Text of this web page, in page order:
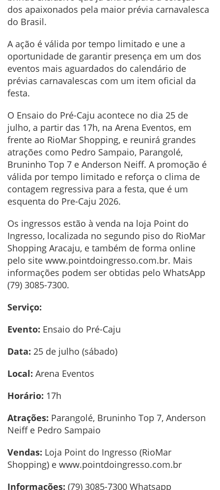
dos apaixonados pela maior prévia carnavalesca
do Brasil.
A ação é válida por tempo limitado e une a
oportunidade de garantir presença em um dos
eventos mais aguardados do calendário de
prévias carnavalescas com um item oficial da
festa.
O Ensaio do Pré-Caju acontece no dia 25 de
julho, a partir das 17h, na Arena Eventos, em
frente ao RioMar Shopping, e reunirá grandes
atrações como Pedro Sampaio, Parangolé,
Bruninho Top 7 e Anderson Neiff. A promoção é
válida por tempo limitado e reforça o clima de
contagem regressiva para a festa, que é um
esquenta do Pre-Caju 2026.
Os ingressos estão à venda na loja Point do
Ingresso, localizada no segundo piso do RioMar
Shopping Aracaju, e também de forma online
pelo site www.pointdoingresso.com.br. Mais
informações podem ser obtidas pelo WhatsApp
(79) 3085-7300.
Serviço:
Evento: Ensaio do Pré-Caju
Data: 25 de julho (sábado)
Local: Arena Eventos
Horário: 17h
Atrações: Parangolé, Bruninho Top 7, Anderson
Neiff e Pedro Sampaio
Vendas: Loja Point do Ingresso (RioMar
Shopping) e www.pointdoingresso.com.br
Informações: (79) 3085-7300 Whatsapp